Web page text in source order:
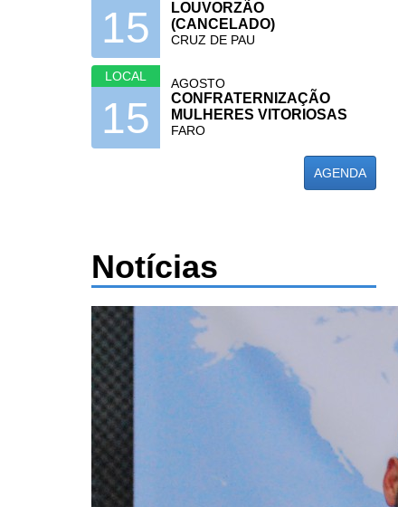
15
LOUVORZÃO
(CANCELADO)
CRUZ DE PAU
LOCAL
15
AGOSTO
CONFRATERNIZAÇÃO
MULHERES VITORIOSAS
FARO
AGENDA
Notícias